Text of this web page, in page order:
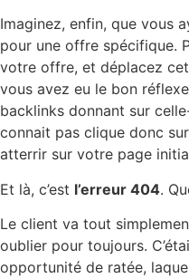
Imaginez, enfin, que vous
pour une offre spécifique.
votre offre, et déplacez
vous avez eu le bon
backlinks donnant sur
connait pas clique donc
atterrir sur votre page
Et là, c’est l’erreur 404.
Le client va tout
oublier pour toujours.
opportunité de ratée,